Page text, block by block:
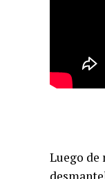
Luego de